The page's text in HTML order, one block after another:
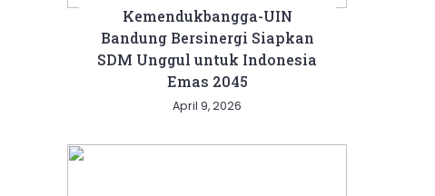
Kemendukbangga-UIN
Bandung Bersinergi Siapkan
SDM Unggul untuk Indonesia
Emas 2045
April 9, 2026